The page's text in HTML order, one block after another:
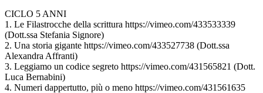
CICLO 5 ANNI
1. Le Filastrocche della scrittura https://vimeo.com/433533339
(Dott.ssa Stefania Signore)
2. Una storia gigante https://vimeo.com/433527738 (Dott.ssa
Alexandra Affranti)
3. Leggiamo un codice segreto https://vimeo.com/431565821 (Dott.
Luca Bernabini)
4. Numeri dappertutto, più o meno https://vimeo.com/431561635